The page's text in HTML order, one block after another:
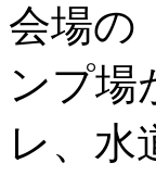
会場の
ンプ場
レ、水